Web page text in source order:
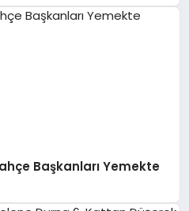
Başkanları Yemekte